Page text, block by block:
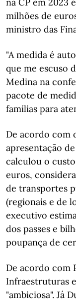
milhões de
ministro das
"A medida é
que me escuso
Medina na
pacote de
famílias para
De acordo com
apresentação
calculou o
euros,
de transportes
(regionais e de
executivo
dos passes e
poupança de
De acordo com
Infraestruturas
"ambiciosa". Já